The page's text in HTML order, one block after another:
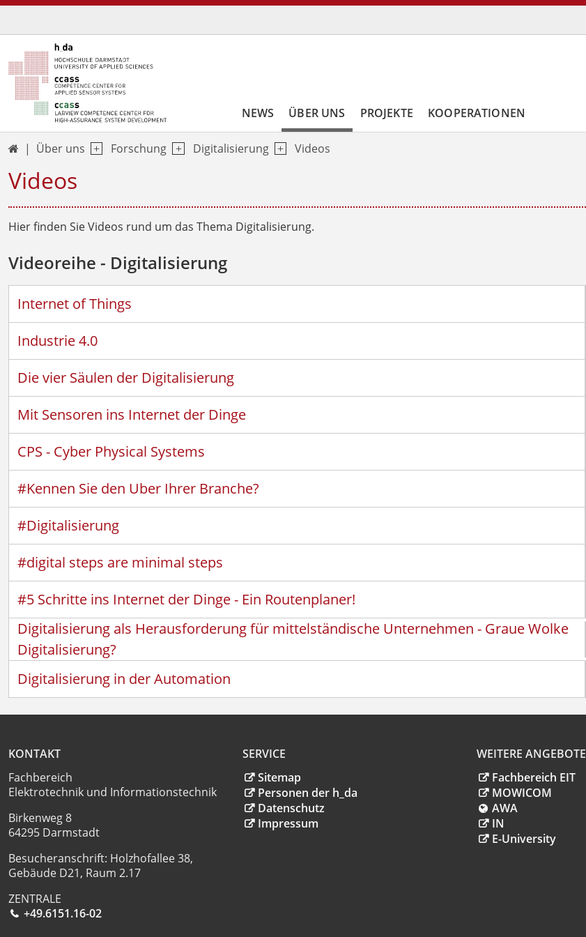
NEWS ÜBER UNS PROJEKTE KOOPERATIONEN
 Über uns Forschung Digitalisierung Videos
Videos
Hier finden Sie Videos rund um das Thema Digitalisierung.
Videoreihe - Digitalisierung
Internet of Things
Industrie 4.0
Die vier Säulen der Digitalisierung
Mit Sensoren ins Internet der Dinge
CPS - Cyber Physical Systems
#Kennen Sie den Uber Ihrer Branche?
#Digitalisierung
#digital steps are minimal steps
#5 Schritte ins Internet der Dinge - Ein Routenplaner!
Digitalisierung als Herausforderung für mittelständische Unternehmen - Graue Wolke
Digitalisierung?
Digitalisierung in der Automation
KONTAKT
Fachbereich
Elektrotechnik und Informationstechnik
Birkenweg 8
64295 Darmstadt
Besucheranschrift: Holzhofallee 38,
Gebäude D21, Raum 2.17
ZENTRALE
+49.6151.16-02
SERVICE
Sitemap
Personen der h_da
Datenschutz
Impressum
WEITERE ANGEBOTE
Fachbereich EIT
MOWICOM
AWA
IN
E-University